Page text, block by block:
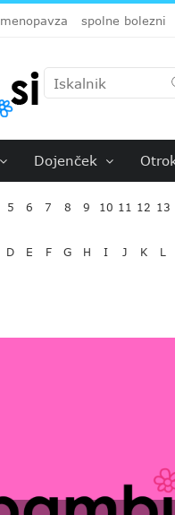
menopavza spolne bolezni
Dojenček
5 6 7 8 9 10 11 12 13
D E F G H I J K L